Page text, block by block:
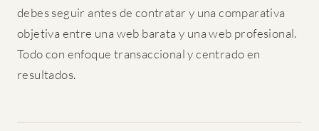
debes seguir antes de contratar y una comparativa
objetiva entre una web barata y una web profesional.
Todo con enfoque transaccional y centrado en
resultados.